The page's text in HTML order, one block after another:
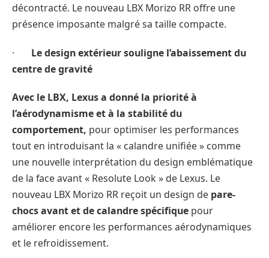
décontracté. Le nouveau LBX Morizo RR offre une
présence imposante malgré sa taille compacte.
· Le design extérieur souligne l’abaissement du
centre de gravité
Avec le LBX, Lexus a donné la priorité à
l’aérodynamisme et à la stabilité du
comportement, pour optimiser les performances
tout en introduisant la « calandre unifiée » comme
une nouvelle interprétation du design emblématique
de la face avant « Resolute Look » de Lexus. Le
nouveau LBX Morizo RR reçoit un design de pare-
chocs avant et de calandre spécifique pour
améliorer encore les performances aérodynamiques
et le refroidissement.